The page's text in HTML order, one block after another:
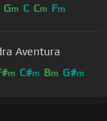
Gm C Cm Fm
Aventura
m C#m Bm G#m